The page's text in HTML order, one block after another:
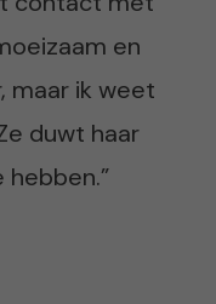
en
maar ik weet
duwt haar